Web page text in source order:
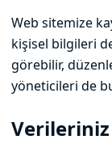
Web sitemize
kişisel bilgileri
görebilir,
yöneticileri de